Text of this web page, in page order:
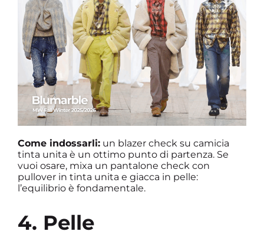
Come indossarli: un blazer check su camicia
tinta unita è un ottimo punto di partenza. Se
vuoi osare, mixa un pantalone check con
pullover in tinta unita e giacca in pelle:
l’equilibrio è fondamentale.
4. Pelle